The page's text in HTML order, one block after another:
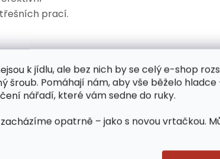
k jídlu, ale bez nich by se celý e-shop
šroub. Pomáhají nám, aby vše běželo hladce
nářadí, které vám sedne do ruky.
opatrně – jako s novou vrtačkou.
prací.
70 cm –
délka pro
v obtížně